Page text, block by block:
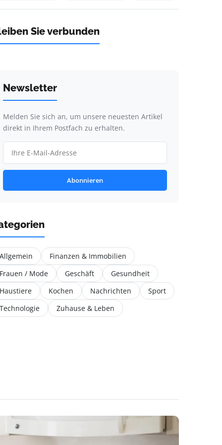
Sie verbunden
Newsletter
Melden Sie sich an, um unsere neuesten Artikel
direkt in Ihrem Postfach zu erhalten.
Abonnieren
Finanzen & Immobilien
/ Mode
Geschäft
Gesundheit
Kochen Nachrichten
Sport
Zuhause & Leben